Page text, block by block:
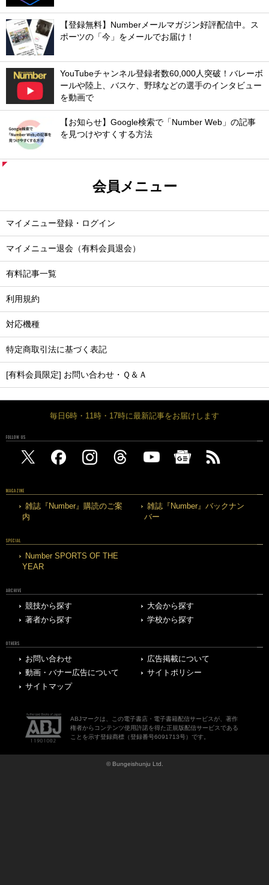
【登録無料】Numberメールマガジン好評配信中。ス
ポーツの「今」をメールでお届け！
YouTubeチャンネル登録者数60,000人突破！バレーボ
ールや陸上、バスケ、野球などの選手のインタビュー
を動画で
【お知らせ】Google検索で「Number Web」の記事
を見つけやすくする方法
会員メニュー
マイメニュー登録・ログイン
マイメニュー退会（有料会員退会）
有料記事一覧
利用規約
対応機種
特定商取引法に基づく表記
[有料会員限定] お問い合わせ・Ｑ＆Ａ
毎日6時・11時・17時に最新記事をお届けします
FOLLOW US
MAGAZINE
雑誌『Number』購読のご案
内
雑誌『Number』バックナン
バー
SPECIAL
Number SPORTS OF THE
YEAR
ARCHIVE
競技から探す
大会から探す
著者から探す
学校から探す
OTHERS
お問い合わせ
広告掲載について
動画・バナー広告について
サイトポリシー
サイトマップ
ABJマークは、この電子書店・電子書籍配信サービスが、著作
権者からコンテンツ使用許諾を得た正規版配信サービスである
ことを示す登録商標（登録番号6091713号）です。
© Bungeishunju Ltd.